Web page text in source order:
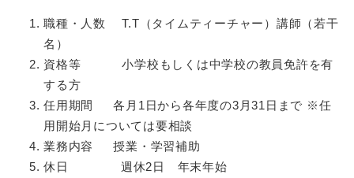
職種・人数 T.T（タイムティーチャー）講師（若干
名）
資格等 小学校もしくは中学校の教員免許を有
する方
任用期間 各月1日から各年度の3月31日まで ※任
用開始月については要相談
業務内容 授業・学習補助
休日 週休2日 年末年始